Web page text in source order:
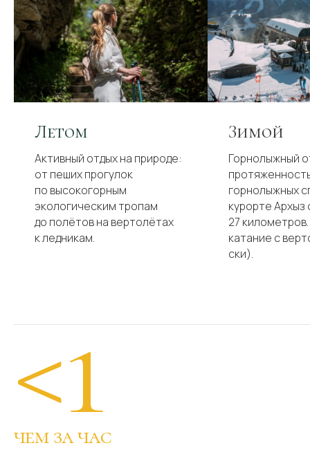
Летом
Активный отдых на природе:
от пеших прогулок
по высокогорным
экологическим тропам
до полётов на вертолётах
к ледникам.
Зимой
Горнолыжный
горнолыжных
курорте Архыз
27
катание с
ски).
<1
чем за час